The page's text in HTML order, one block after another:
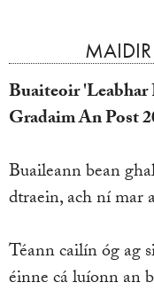
Buaiteoir 'Leabhar
Gradaim An Post
Buaileann bean
dtraein, ach ní mar
Téann cailín óg ag
éinne cá luíonn an